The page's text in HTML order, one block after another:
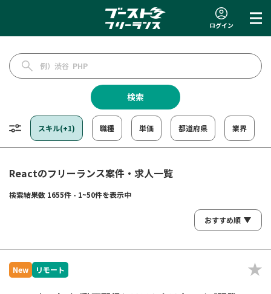
ログイン
検索
スキル(+1) 職種 単価 都道府県 業界
Reactのフリーランス案件・求人一覧
検索結果数 1655件 - 1~50件を表示中
New リモート